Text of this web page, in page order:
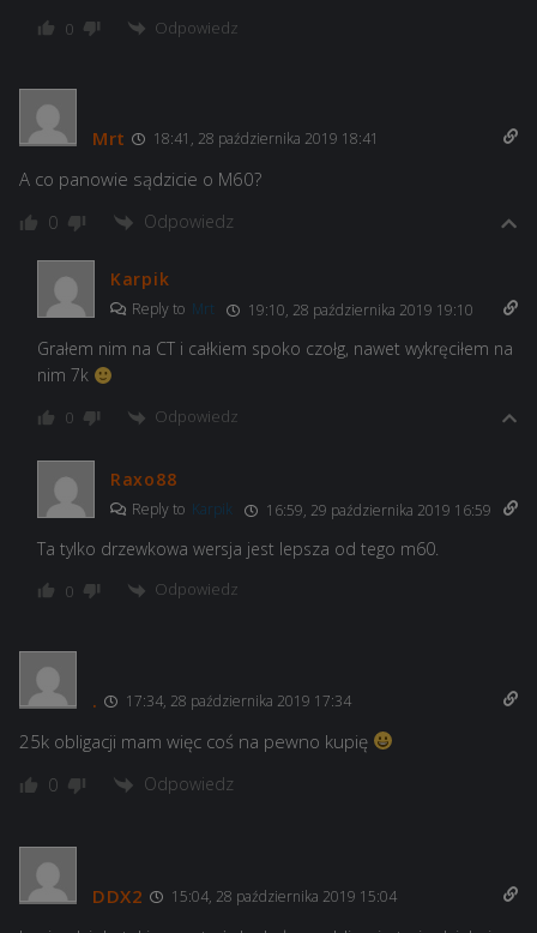
0 Odpowiedz
Mrt 18:41, 28 października 2019 18:41
A co panowie sądzicie o M60?
0 Odpowiedz
Karpik
Reply to Mrt 19:10, 28 października 2019 19:10
Grałem nim na CT i całkiem spoko czołg, nawet wykręciłem na
nim 7k
0 Odpowiedz
Raxo88
Reply to Karpik 16:59, 29 października 2019 16:59
Ta tylko drzewkowa wersja jest lepsza od tego m60.
0 Odpowiedz
. 17:34, 28 października 2019 17:34
25k obligacji mam więc coś na pewno kupię
0 Odpowiedz
DDX2 15:04, 28 października 2019 15:04